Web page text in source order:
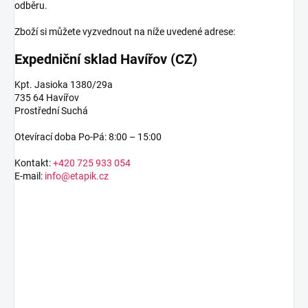
odběru.
Zboží si můžete vyzvednout na níže uvedené adrese:
Expedniční sklad Havířov (CZ)
Kpt. Jasioka 1380/29a
735 64 Havířov
Prostřední Suchá
Otevírací doba Po-Pá: 8:00 – 15:00
Kontakt:+420 725 933 054
E-mail: info@etapik.cz